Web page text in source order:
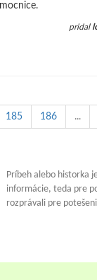
pridal
185 186 ...
Príbeh alebo historka
informácie, teda pre
rozprávali pre